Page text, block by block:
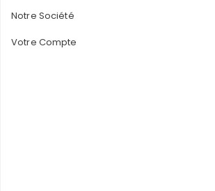
Notre Société
Votre Compte